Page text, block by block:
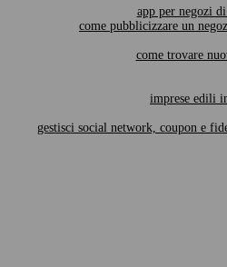
app per negozi
come pubblicizzare un
come trovare
imprese edili
gestisci social network, coupon e